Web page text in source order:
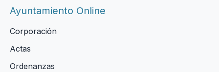
Ayuntamiento Online
Corporación
Actas
Ordenanzas